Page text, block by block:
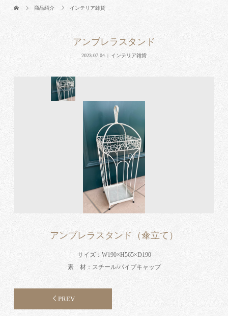
商品紹介 インテリア雑貨
アンブレラスタンド
2023.07.04 インテリア雑貨
アンブレラスタンド（傘立て）
サイズ：W190×H565×D190
素 材：スチール/パイプキャップ
PREV